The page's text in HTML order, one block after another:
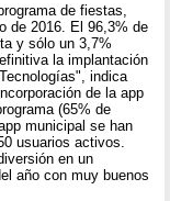
de fiestas,
de 2016. El 96,3% de
y sólo un 3,7%
la implantación
indica
de la app
(65% de
municipal se han
usuarios activos.
en un
año con muy buenos